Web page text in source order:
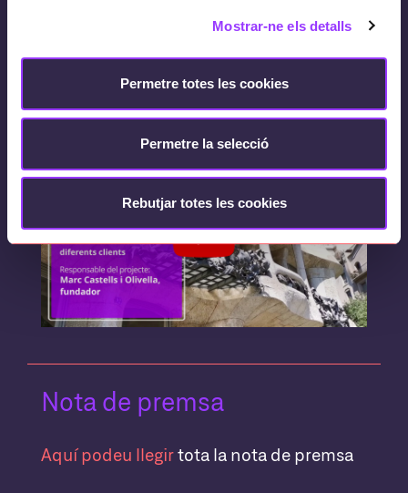
Mostrar-ne els detalls
Permetre totes les cookies
Permetre la selecció
Rebutjar totes les cookies
Vídeo explicatiu
Nota de premsa
Aquí podeu llegirtota la nota de premsa